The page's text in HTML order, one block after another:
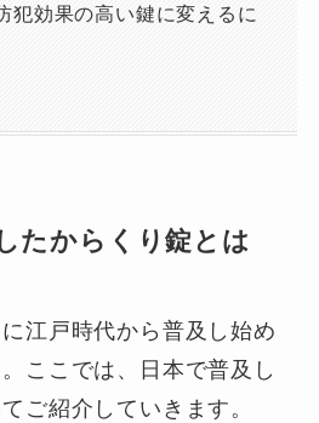
犯効果の高い鍵に変えるに
たからくり錠とは
江戸時代から普及し始め
ここでは、日本で普及し
ご紹介していきます。